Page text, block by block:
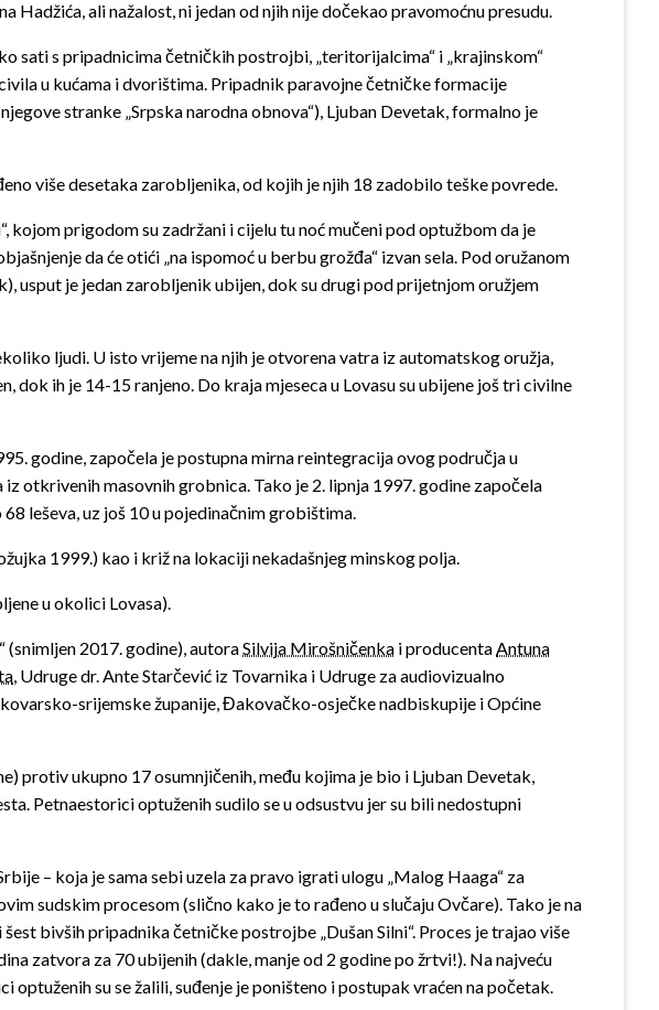
ali nažalost, ni jedan od njih nije dočekao pravomoćnu presudu.
sati s pripadnicima četničkih postrojbi, „teritorijalcima“ i „krajinskom“
u kućama i dvorištima. Pripadnik paravojne četničke formacije
stranke „Srpska narodna obnova“), Ljuban Devetak, formalno je
više desetaka zarobljenika, od kojih je njih 18 zadobilo teške povrede.
kojom prigodom su zadržani i cijelu tu noć mučeni pod optužbom da je
da će otići „na ispomoć u berbu grožđa“ izvan sela. Pod oružanom
usput je jedan zarobljenik ubijen, dok su drugi pod prijetnjom oružjem
ljudi. U isto vrijeme na njih je otvorena vatra iz automatskog oružja,
dok ih je 14-15 ranjeno. Do kraja mjeseca u Lovasu su ubijene još tri civilne
godine, započela je postupna mirna reintegracija ovog područja u
otkrivenih masovnih grobnica. Tako je 2. lipnja 1997. godine započela
leševa, uz još 10 u pojedinačnim grobištima.
1999.) kao i križ na lokaciji nekadašnjeg minskog polja.
u okolici Lovasa).
(snimljen 2017. godine), autoraSilvija Mirošničenka i producentaAntuna
, Udruge dr. Ante Starčević iz Tovarnika i Udruge za audiovizualno
srijemske županije, Đakovačko-osječke nadbiskupije i Općine
protiv ukupno 17 osumnjičenih, među kojima je bio i Ljuban Devetak,
Petnaestorici optuženih sudilo se u odsustvu jer su bili nedostupni
– koja je sama sebi uzela za pravo igrati ulogu „Malog Haaga“ za
sudskim procesom (slično kako je to rađeno u slučaju Ovčare). Tako je na
bivših pripadnika četničke postrojbe „Dušan Silni“. Proces je trajao više
zatvora za 70 ubijenih (dakle, manje od 2 godine po žrtvi!). Na najveću
su se žalili, suđenje je poništeno i postupak vraćen na početak.